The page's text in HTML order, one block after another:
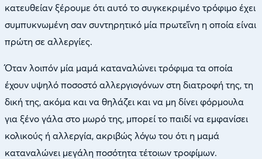
κατευθείαν ξέρουμε ότι αυτό το συγκεκριμένο τρόφιμο έχει
συμπυκνωμένη σαν συντηρητικό μία πρωτεΐνη η οποία είναι
πρώτη σε αλλεργίες.
Όταν λοιπόν μία μαμά καταναλώνει τρόφιμα τα οποία
έχουν υψηλό ποσοστό αλλεργιογόνων στη διατροφή της, τη
δική της, ακόμα και να θηλάζει και να μη δίνει φόρμουλα
για ξένο γάλα στο μωρό της, μπορεί το παιδί να εμφανίσει
κολικούς ή αλλεργία, ακριβώς λόγω του ότι η μαμά
καταναλώνει μεγάλη ποσότητα τέτοιων τροφίμων.